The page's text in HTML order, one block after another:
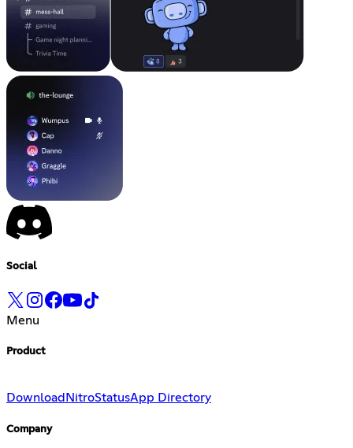
Social
Menu
Product
Download NitroStatusApp Directory
Company